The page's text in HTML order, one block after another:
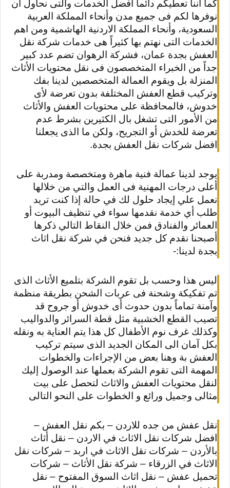
كما أننا تعطيكم دائماً أفضل الخدمات والتى نحاول أن
نوفرها لكم فى جميع مدن وأنحاء المملكة العربية
السعودية، وأنحاء المملكة الاردنية الهاشمية ومن اهم
الخدمات التى نهتم بها كثيراً هى خدمات شركة نقل
العفش بجدة عمان، فشركة الرهوان تضم عدد كبير
جداً من الخبراء المتخصصون فى نقل محتويات الأثاث
المنزلة بل ويقوم العمالة المتخصصين لدينا بفك
وتركيب قطع العفش المختلفة بدون تعرضة لأى
خدوش، فالمحافظة على محتويات العفش والأثاث
من الأمور التى تشغل بال الكثيرين بشرط عدم
تعرضة للخدش أو التجريح، ولكن ما الذى يجعلنا
افضل شركات نقل العفش بجدة.
يوجد لدينا عمالة فنية ماهرة ومتخصصة ومدربة على
أعلى درجات المهنية فى العمل والتي من خلالها
نعمل علي إيجاد حلول لك في حالة إذا كنت تريد
طلب أي خدمة نقدمها سواء في تنظيف البيوت أو
العمائر والفنادق فمن خلال النقاط التالي ذكرها
أصبحنا نقدم كل جديد فنحن في شركة نقل اثاث
بجدة لدينا:-
ليس هذا وحسب بل تقوم الشركة بتلميع الأثاث الذى
تم تفكيكة وشحنة فى عربات الشحن بطريقة منظمة
وآمنة تماماً بدون حدوث أى خدوش أو جروح قد
تصيب القطع الخشبية مثل قطة السرائر والدواليب
وكذلك غرف نوم الأطفال كل هذا يتم العناية به ونقله
بكل آمان الى المكان الجديد الذى سيتم تركيب
العفش بة وهنا بعض من الإجراءات والخطوات
المهمة التى تقوم الشركة بعملها عند الوصول إليك
لنقل محتويات العفش والاثاث لتحصل على بيت
مثالى وجميل ورائع و الخطوات على النحو التالى
نقل عفش من جده للاردن – بكم نقل العفش –
افضل شركات نقل الاثاث في الاردن – نقل أثاث
بالأردن – شركات نقل الاثاث في اربد – شركات نقل
الاثاث في الزرقاء – شركة نقل الأثاث – شركات
تحميل عفش – نقل اثاث السوق المفتوح – نقل